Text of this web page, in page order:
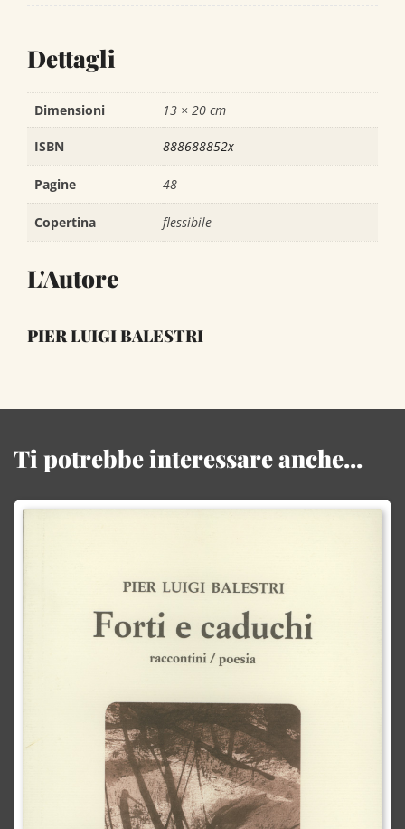
Dettagli
Dimensioni 13 × 20 cm
ISBN 888688852x
Pagine 48
Copertina flessibile
L'Autore
PIER LUIGI BALESTRI
Ti potrebbe interessare anche...